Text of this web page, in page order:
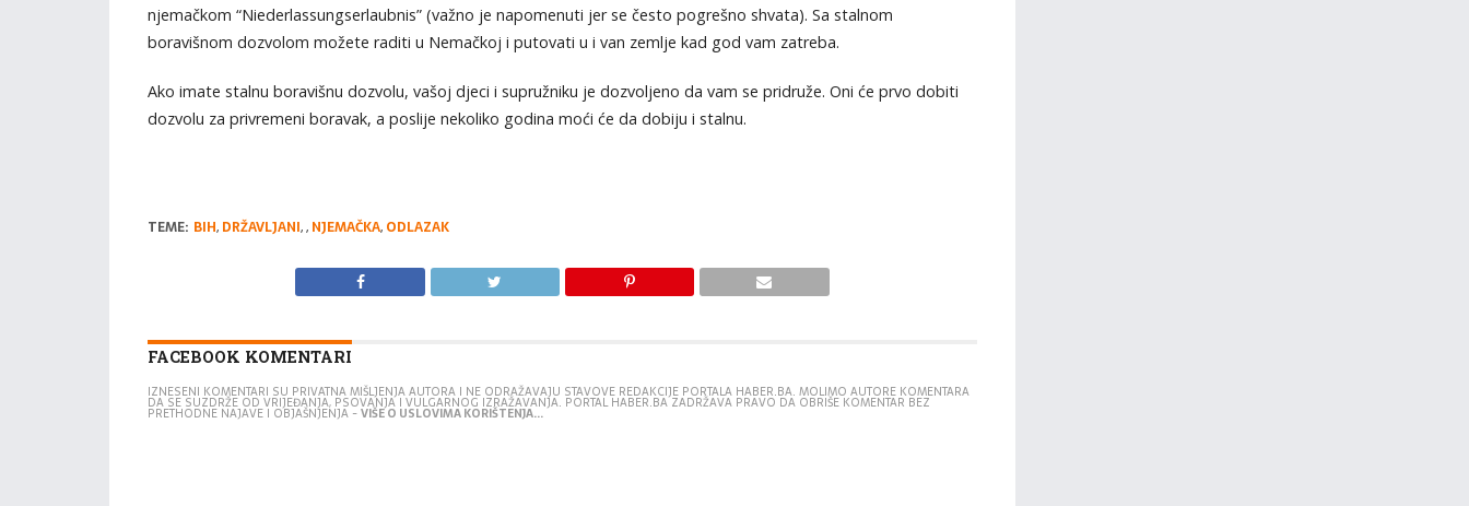
njemačkom “Niederlassungserlaubnis” (važno je napomenuti jer se često pogrešno shvata). Sa stalnom
boravišnom dozvolom možete raditi u Nemačkoj i putovati u i van zemlje kad god vam zatreba.
Ako imate stalnu boravišnu dozvolu, vašoj djeci i supružniku je dozvoljeno da vam se pridruže. Oni će prvo dobiti
dozvolu za privremeni boravak, a poslije nekoliko godina moći će da dobiju i stalnu.
TEME: BIH, DRŽAVLJANI,, NJEMAČKA, ODLAZAK
FACEBOOK KOMENTARI
IZNESENI KOMENTARI SU PRIVATNA MIŠLJENJA AUTORA I NE ODRAŽAVAJU STAVOVE REDAKCIJE PORTALA HABER.BA. MOLIMO AUTORE KOMENTARA
DA SE SUZDRŽE OD VRIJEĐANJA, PSOVANJA I VULGARNOG IZRAŽAVANJA. PORTAL HABER.BA ZADRŽAVA PRAVO DA OBRIŠE KOMENTAR BEZ
PRETHODNE NAJAVE I OBJAŠNJENJA -VIŠE O USLOVIMA KORIŠTENJA...